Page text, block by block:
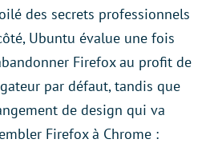
des secrets professionnels
Ubuntu évalue une fois
Firefox au profit de
par défaut, tandis que
de design qui va
Firefox à Chrome :